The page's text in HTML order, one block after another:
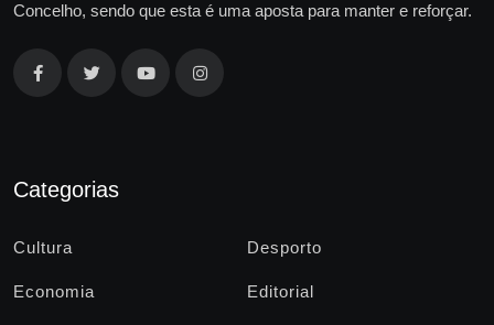
Concelho, sendo que esta é uma aposta para manter e reforçar.
Categorias
Cultura Desporto
Economia Editorial